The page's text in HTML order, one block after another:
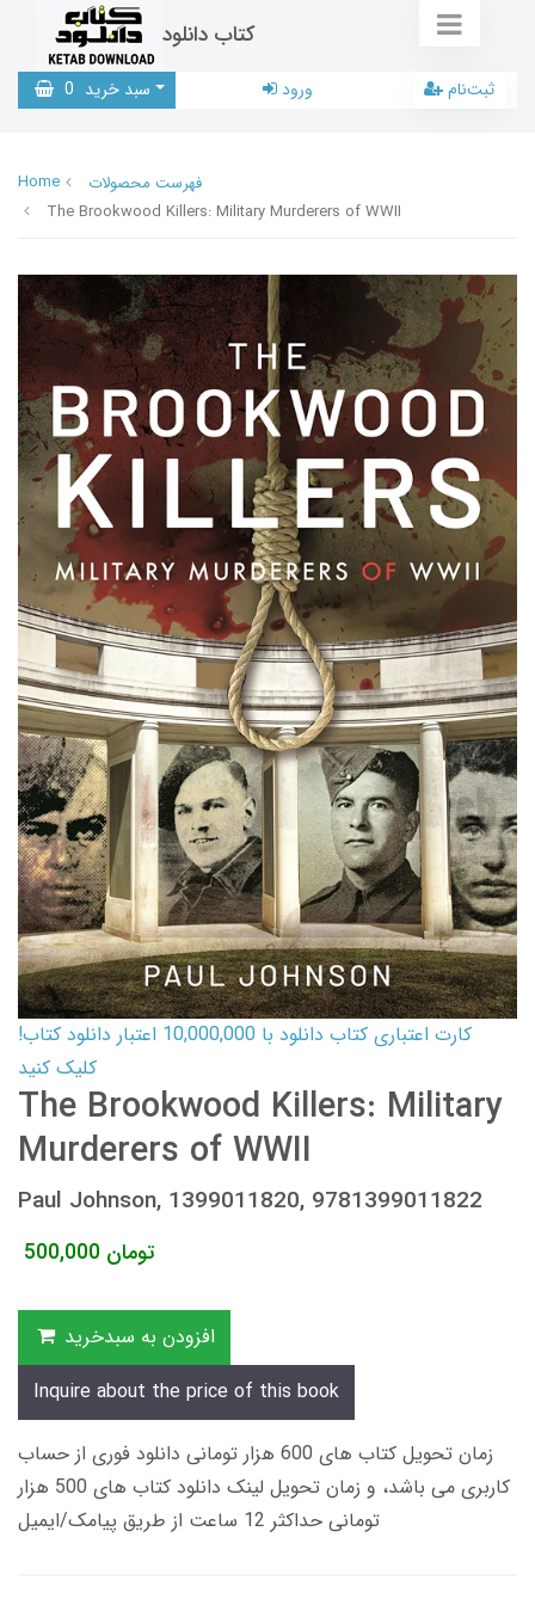
کتاب دانلود
سبد خرید 0 ورود ثبت‌نام
Home
فهرست محصولات
The Brookwood Killers: Military Murderers of WWII
کارت اعتباری کتاب دانلود با 10,000,000 اعتبار دانلود کتاب!
کلیک کنید
The Brookwood Killers: Military
Murderers of WWII
Paul Johnson, 1399011820, 9781399011822
500,000 تومان
افزودن به سبدخرید
Inquire about the price of this book
زمان تحویل کتاب های 600 هزار تومانی دانلود فوری از حساب
کاربری می باشد، و زمان تحویل لینک دانلود کتاب های 500 هزار
تومانی حداکثر 12 ساعت از طریق پیامک/ایمیل